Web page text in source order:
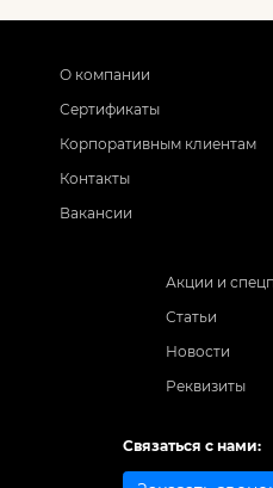
О компании
Сертификаты
Корпоративным клиентам
Контакты
Вакансии
Акции и
Статьи
Новости
Реквизиты
Связаться с нами: